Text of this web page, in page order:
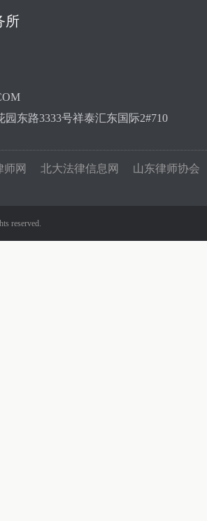
所
东路3333号祥泰汇东国际2#710
师网 北大法律信息网 山东律师协会
reserved.